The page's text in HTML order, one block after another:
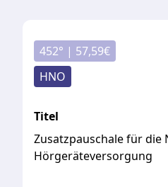
452° | 57,59€
HNO
Titel
Zusatzpauschale für die
Hörgeräteversorgung